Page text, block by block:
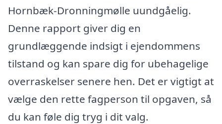
Hornbæk-Dronningmølle uundgåelig.
Denne rapport giver dig en
grundlæggende indsigt i ejendommens
tilstand og kan spare dig for ubehagelige
overraskelser senere hen. Det er vigtigt at
vælge den rette fagperson til opgaven, så
du kan føle dig tryg i dit valg.